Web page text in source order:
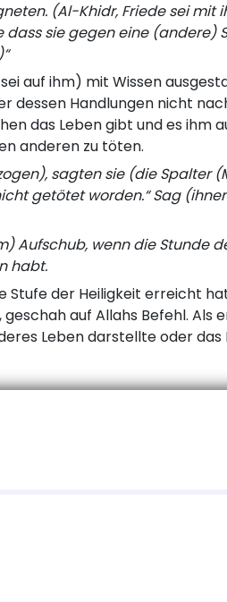
(Al-Khidr, Friede sei mit
sie gegen eine (andere)
auf ihm) mit Wissen
dessen Handlungen nicht
das Leben gibt und es ihm
anderen zu töten.
sagten sie (die Spalter
getötet worden.“ Sag
Aufschub, wenn die Stunde
habt.
Stufe der Heiligkeit erreicht
auf Allahs Befehl. Als
Leben darstellte oder